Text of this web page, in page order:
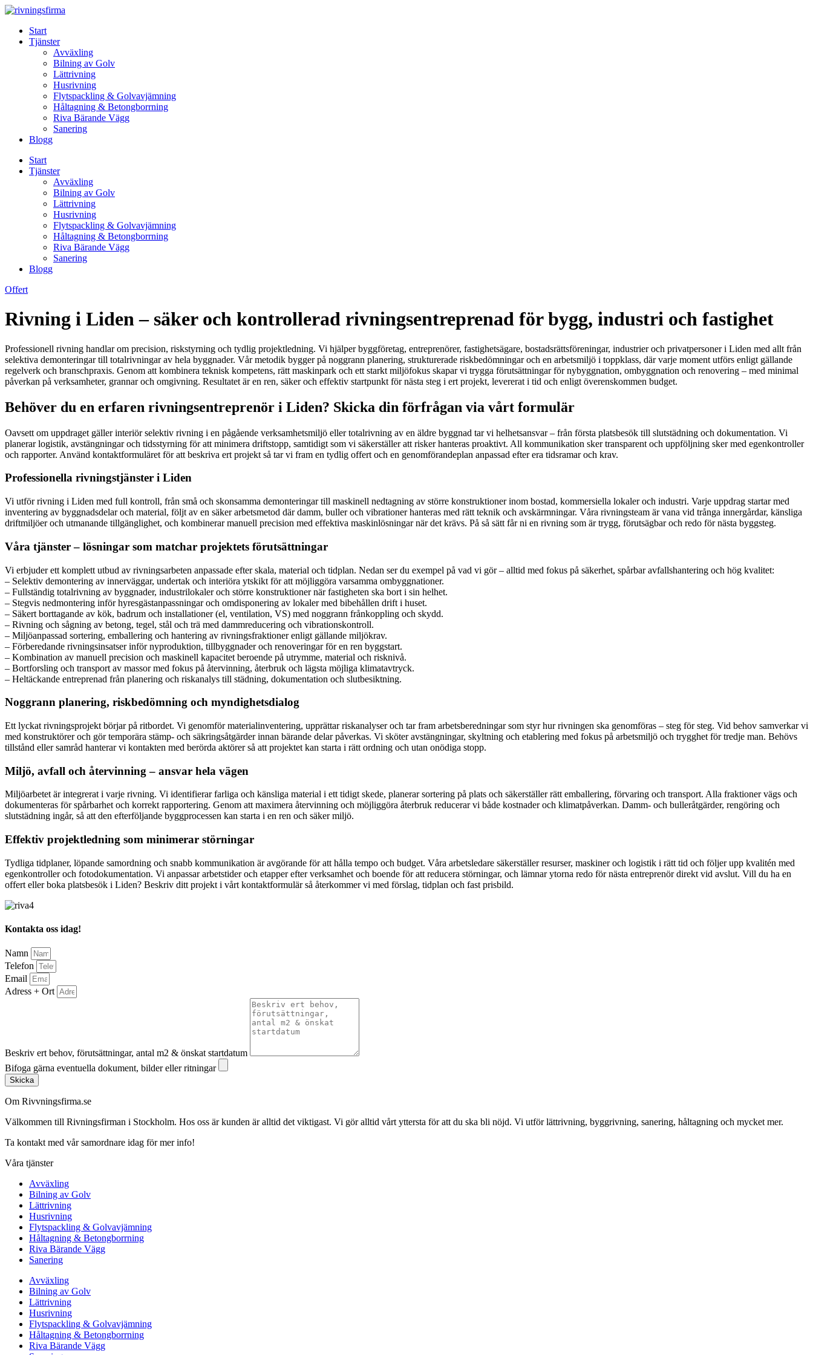
Skip
contentStart
Tjänster
Avväxling
Bilning av Golv
Lättrivning
Husrivning
Flytspackling & Golvavjämning
Håltagning & Betongborrning
Riva Bärande Vägg
Sanering
Blogg
Start
Tjänster
Avväxling
Bilning av Golv
Lättrivning
Husrivning
Flytspackling & Golvavjämning
Håltagning & Betongborrning
Riva Bärande Vägg
Sanering
Blogg
Offert
Rivning i Liden – säker och kontrollerad rivningsentreprenad för bygg, industri och fastighet
Professionell rivning handlar om precision, riskstyrning och tydlig projektledning. Vi hjälper byggföretag, entreprenörer, fastighetsägare, bostadsrättsföreningar, industrier och privatpersoner i Liden med allt från
selektiva demonteringar till totalrivningar av hela byggnader. Vår metodik bygger på noggrann planering, strukturerade riskbedömningar och en arbetsmiljö i toppklass, där varje moment utförs enligt gällande
regelverk och branschpraxis. Genom att kombinera teknisk kompetens, rätt maskinpark och ett starkt miljöfokus skapar vi trygga förutsättningar för nybyggnation, ombyggnation och renovering – med minimal
påverkan på verksamheter, grannar och omgivning. Resultatet är en ren, säker och effektiv startpunkt för nästa steg i ert projekt, levererat i tid och enligt överenskommen budget.
Behöver du en erfaren rivningsentreprenör i Liden? Skicka din förfrågan via vårt formulär
Oavsett om uppdraget gäller interiör selektiv rivning i en pågående verksamhetsmiljö eller totalrivning av en äldre byggnad tar vi helhetsansvar – från första platsbesök till slutstädning och dokumentation. Vi
planerar logistik, avstängningar och tidsstyrning för att minimera driftstopp, samtidigt som vi säkerställer att risker hanteras proaktivt. All kommunikation sker transparent och uppföljning sker med egenkontroller
och rapporter. Använd kontaktformuläret för att beskriva ert projekt så tar vi fram en tydlig offert och en genomförandeplan anpassad efter era tidsramar och krav.
Professionella rivningstjänster i Liden
Vi utför rivning i Liden med full kontroll, från små och skonsamma demonteringar till maskinell nedtagning av större konstruktioner inom bostad, kommersiella lokaler och industri. Varje uppdrag startar med
inventering av byggnadsdelar och material, följt av en säker arbetsmetod där damm, buller och vibrationer hanteras med rätt teknik och avskärmningar. Våra rivningsteam är vana vid trånga innergårdar, känsliga
driftmiljöer och utmanande tillgänglighet, och kombinerar manuell precision med effektiva maskinlösningar när det krävs. På så sätt får ni en rivning som är trygg, förutsägbar och redo för nästa byggsteg.
Våra tjänster – lösningar som matchar projektets förutsättningar
Vi erbjuder ett komplett utbud av rivningsarbeten anpassade efter skala, material och tidplan. Nedan ser du exempel på vad vi gör – alltid med fokus på säkerhet, spårbar avfallshantering och hög kvalitet:
– Selektiv demontering av innerväggar, undertak och interiöra ytskikt för att möjliggöra varsamma ombyggnationer.
– Fullständig totalrivning av byggnader, industrilokaler och större konstruktioner när fastigheten ska bort i sin helhet.
– Stegvis nedmontering inför hyresgästanpassningar och omdisponering av lokaler med bibehållen drift i huset.
– Säkert borttagande av kök, badrum och installationer (el, ventilation, VS) med noggrann frånkoppling och skydd.
– Rivning och sågning av betong, tegel, stål och trä med dammreducering och vibrationskontroll.
– Miljöanpassad sortering, emballering och hantering av rivningsfraktioner enligt gällande miljökrav.
– Förberedande rivningsinsatser inför nyproduktion, tillbyggnader och renoveringar för en ren byggstart.
– Kombination av manuell precision och maskinell kapacitet beroende på utrymme, material och risknivå.
– Bortforsling och transport av massor med fokus på återvinning, återbruk och lägsta möjliga klimatavtryck.
– Heltäckande entreprenad från planering och riskanalys till städning, dokumentation och slutbesiktning.
Noggrann planering, riskbedömning och myndighetsdialog
Ett lyckat rivningsprojekt börjar på ritbordet. Vi genomför materialinventering, upprättar riskanalyser och tar fram arbetsberedningar som styr hur rivningen ska genomföras – steg för steg. Vid behov samverkar vi
med konstruktörer och gör temporära stämp- och säkringsåtgärder innan bärande delar påverkas. Vi sköter avstängningar, skyltning och etablering med fokus på arbetsmiljö och trygghet för tredje man. Behövs
tillstånd eller samråd hanterar vi kontakten med berörda aktörer så att projektet kan starta i rätt ordning och utan onödiga stopp.
Miljö, avfall och återvinning – ansvar hela vägen
Miljöarbetet är integrerat i varje rivning. Vi identifierar farliga och känsliga material i ett tidigt skede, planerar sortering på plats och säkerställer rätt emballering, förvaring och transport. Alla fraktioner vägs och
dokumenteras för spårbarhet och korrekt rapportering. Genom att maximera återvinning och möjliggöra återbruk reducerar vi både kostnader och klimatpåverkan. Damm- och bulleråtgärder, rengöring och
slutstädning ingår, så att den efterföljande byggprocessen kan starta i en ren och säker miljö.
Effektiv projektledning som minimerar störningar
Tydliga tidplaner, löpande samordning och snabb kommunikation är avgörande för att hålla tempo och budget. Våra arbetsledare säkerställer resurser, maskiner och logistik i rätt tid och följer upp kvalitén med
egenkontroller och fotodokumentation. Vi anpassar arbetstider och etapper efter verksamhet och boende för att reducera störningar, och lämnar ytorna redo för nästa entreprenör direkt vid avslut. Vill du ha en
offert eller boka platsbesök i Liden? Beskriv ditt projekt i vårt kontaktformulär så återkommer vi med förslag, tidplan och fast prisbild.
Kontakta oss idag!
Namn
Telefon
Email
Adress + Ort
Beskriv ert behov, förutsättningar, antal m2 & önskat startdatum
Bifoga gärna eventuella dokument, bilder eller ritningar
Skicka
Om Rivvningsfirma.se
Välkommen till Rivningsfirman i Stockholm. Hos oss är kunden är alltid det viktigast. Vi gör alltid vårt yttersta för att du ska bli nöjd. Vi utför lättrivning, byggrivning, sanering, håltagning och mycket mer.
Ta kontakt med vår samordnare idag för mer info!
Våra tjänster
Avväxling
Bilning av Golv
Lättrivning
Husrivning
Flytspackling & Golvavjämning
Håltagning & Betongborrning
Riva Bärande Vägg
Sanering
Avväxling
Bilning av Golv
Lättrivning
Husrivning
Flytspackling & Golvavjämning
Håltagning & Betongborrning
Riva Bärande Vägg